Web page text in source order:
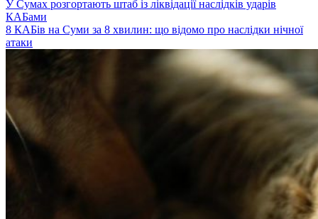
У Сумах розгортають штаб із ліквідації наслідків ударів
КАБами
8 КАБів на Суми за 8 хвилин: що відомо про наслідки нічної
атаки